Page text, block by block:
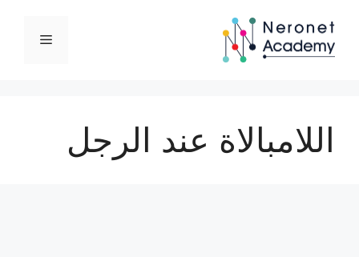
المحتوى
القائمة
اللامبالاة عند الرجل